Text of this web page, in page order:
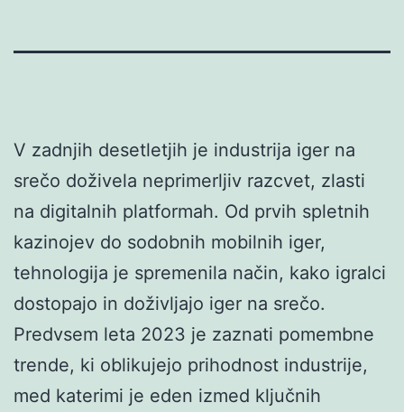
V zadnjih desetletjih je industrija iger na
srečo doživela neprimerljiv razcvet, zlasti
na digitalnih platformah. Od prvih spletnih
kazinojev do sodobnih mobilnih iger,
tehnologija je spremenila način, kako igralci
dostopajo in doživljajo iger na srečo.
Predvsem leta 2023 je zaznati pomembne
trende, ki oblikujejo prihodnost industrije,
med katerimi je eden izmed ključnih